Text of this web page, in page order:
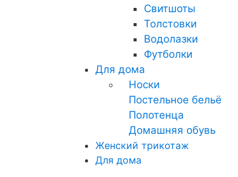
Свитшоты
Толстовки
Водолазки
Футболки
Для дома
Носки
Постельное бельё
Полотенца
Домашняя обувь
Женский трикотаж
Для дома